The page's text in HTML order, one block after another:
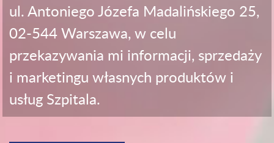
ul. Antoniego Józefa Madalińskiego 25,
02-544 Warszawa, w celu
przekazywania mi informacji, sprzedaży
i marketingu własnych produktów i
usług Szpitala.